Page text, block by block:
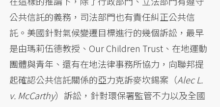
公共信託的義務，司法部門也有責任糾正公共信
託。美國針對氣候變遷目標進行的幾個訴訟，最早
是由瑪莉伍德教授、Our Children Trust、在地運動
團體與青年、還有在地法律事務所協力，向聯邦提
起確認公共信託關係的亞力克訴麥坎錫案（Alec L.
v. McCarthy）訴訟，針對環保署監管不力以及全國